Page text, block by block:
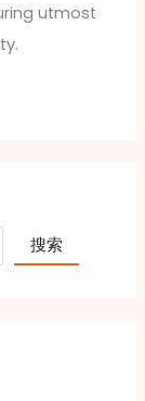
utmost
搜索